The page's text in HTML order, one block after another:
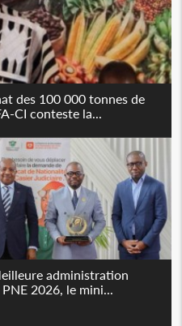
des 100 000 tonnes de
CI conteste la...
administration
2026, le mini...